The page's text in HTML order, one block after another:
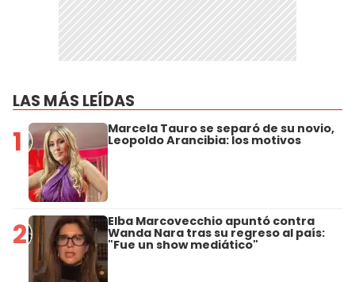
LAS MÁS LEÍDAS
1 Marcela Tauro se separó de su novio,
Leopoldo Arancibia: los motivos
2 Elba Marcovecchio apuntó contra
Wanda Nara tras su regreso al país:
"Fue un show mediático"